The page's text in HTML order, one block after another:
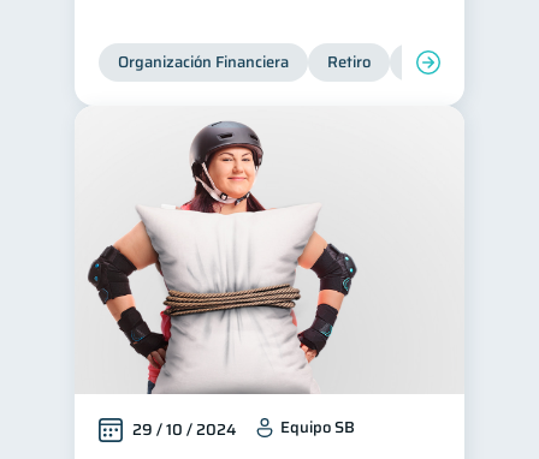
Organización Financiera Retiro Cuenta
29 / 10 / 2024 Equipo SB